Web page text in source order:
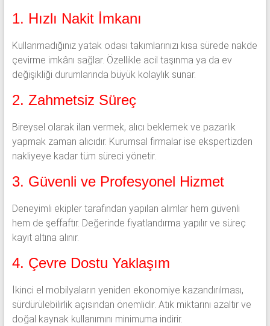
1. Hızlı Nakit İmkanı
Kullanmadığınız yatak odası takımlarınızı kısa sürede nakde
çevirme imkânı sağlar. Özellikle acil taşınma ya da ev
değişikliği durumlarında büyük kolaylık sunar.
2. Zahmetsiz Süreç
Bireysel olarak ilan vermek, alıcı beklemek ve pazarlık
yapmak zaman alıcıdır. Kurumsal firmalar ise ekspertizden
nakliyeye kadar tüm süreci yönetir.
3. Güvenli ve Profesyonel Hizmet
Deneyimli ekipler tarafından yapılan alımlar hem güvenli
hem de şeffaftır. Değerinde fiyatlandırma yapılır ve süreç
kayıt altına alınır.
4. Çevre Dostu Yaklaşım
İkinci el mobilyaların yeniden ekonomiye kazandırılması,
sürdürülebilirlik açısından önemlidir. Atık miktarını azaltır ve
doğal kaynak kullanımını minimuma indirir.